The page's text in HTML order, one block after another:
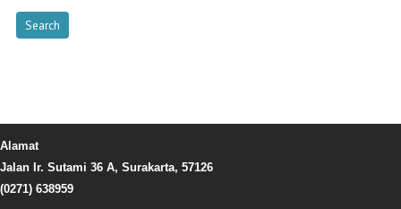
Alamat
Jalan Ir. Sutami 36 A, Surakarta, 57126
(0271) 638959